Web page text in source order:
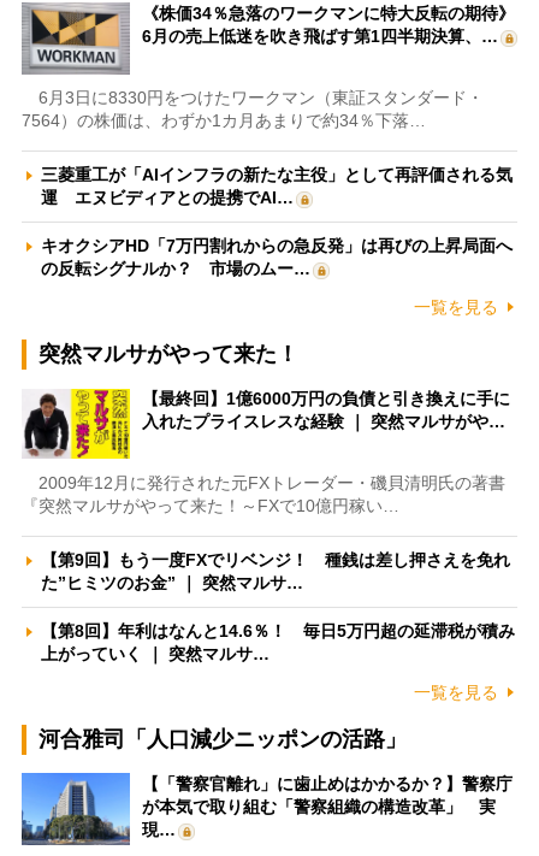
《株価34％急落のワークマンに特大反転の期待》
6月の売上低迷を吹き飛ばす第1四半期決算、…
6月3日に8330円をつけたワークマン（東証スタンダード・
7564）の株価は、わずか1カ月あまりで約34％下落…
三菱重工が「AIインフラの新たな主役」として再評価される気
運 エヌビディアとの提携でAI…
キオクシアHD「7万円割れからの急反発」は再びの上昇局面へ
の反転シグナルか？ 市場のムー…
一覧を見る
突然マルサがやって来た！
【最終回】1億6000万円の負債と引き換えに手に
入れたプライスレスな経験 ｜ 突然マルサがや…
2009年12月に発行された元FXトレーダー・磯貝清明氏の著書
『突然マルサがやって来た！～FXで10億円稼い…
【第9回】もう一度FXでリベンジ！ 種銭は差し押さえを免れ
た”ヒミツのお金” ｜ 突然マルサ…
【第8回】年利はなんと14.6％！ 毎日5万円超の延滞税が積み
上がっていく ｜ 突然マルサ…
一覧を見る
河合雅司「人口減少ニッポンの活路」
【「警察官離れ」に歯止めはかかるか？】警察庁
が本気で取り組む「警察組織の構造改革」 実
現…